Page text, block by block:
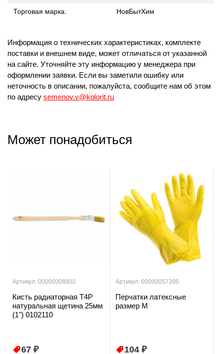
Торговая марка: НовБытХим
Информация о технических характеристиках, комплекте
поставки и внешнем виде, может отличаться от указанной
на сайте. Уточняйте эту информацию у менеджера при
оформлении заявки. Если вы заметили ошибку или
неточность в описании, пожалуйста, сообщите нам об этом
по адресу semenov.v@kolorit.ru
Может понадобиться
Артикул: 00000008802
Кисть радиаторная T4P
натуральная щетина 25мм
(1") 0102110
67 ₽
Артикул: 00000057395
Перчатки латексные
размер М
104 ₽